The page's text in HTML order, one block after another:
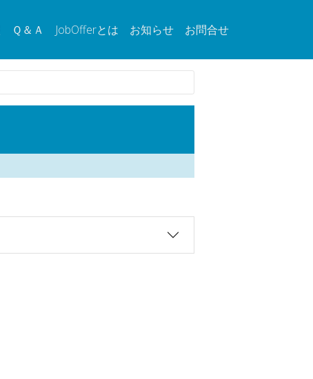
Ｑ＆Ａ JobOfferとは お知らせ お問合せ